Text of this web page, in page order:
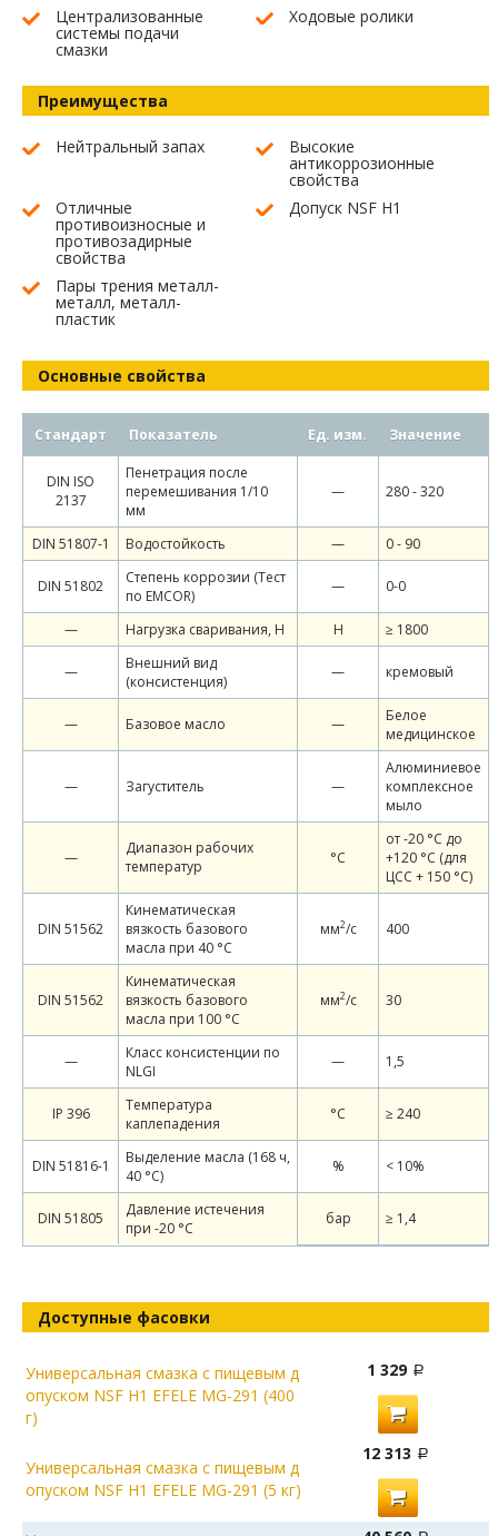
Централизованные
системы подачи
смазки
Ходовые ролики
Преимущества
Нейтральный запах Высокие
антикоррозионные
свойства
Отличные
противоизносные и
противозадирные
свойства
Допуск NSF H1
Пары трения металл-
металл, металл-
пластик
Основные свойства
Стандарт Показатель Ед. изм. Значение
DIN ISO
2137
Пенетрация после
перемешивания 1/10
мм
— 280 - 320
DIN 51807-1 Водостойкость — 0 - 90
DIN 51802
Степень коррозии (Тест
по EMCOR)
— 0-0
— Нагрузка сваривания, Н Н ≥ 1800
—
Внешний вид
(консистенция)
— кремовый
— Базовое масло —
Белое
медицинское
— Загуститель —
Алюминиевое
комплексное
мыло
—
Диапазон рабочих
температур
°С
от -20 °C до
+120 °C (для
ЦСС + 150 °C)
DIN 51562
Кинематическая
вязкость базового
масла при 40 °С
мм2/c 400
DIN 51562
Кинематическая
вязкость базового
масла при 100 °С
мм2/c 30
—
Класс консистенции по
NLGI
— 1,5
IP 396
Температура
каплепадения
°C ≥ 240
DIN 51816-1
Выделение масла (168 ч,
40 °C)
% < 10%
DIN 51805
Давление истечения
при -20 °С
бар ≥ 1,4
Доступные фасовки
Универсальная смазка с пищевым д
опуском NSF Н1 EFELE MG-291 (400
г)
1 329
Универсальная смазка с пищевым д
опуском NSF Н1 EFELE MG-291 (5 кг)
12 313